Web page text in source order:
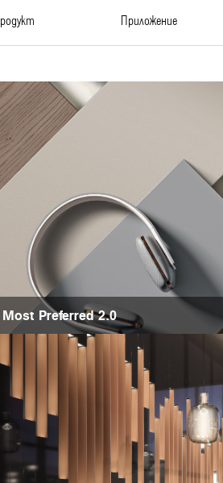
продукт приложение
Most Preferred 2.0